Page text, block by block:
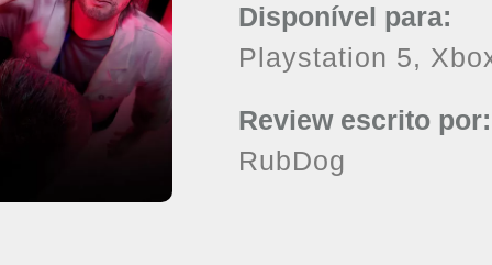
Disponível para:
Playstation 5,
Review escrito por:
RubDog